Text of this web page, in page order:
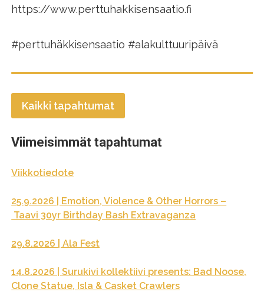
https://www.perttuhakkisensaatio.fi
#perttuhäkkisensaatio #alakulttuuripäivä
Kaikki tapahtumat
Viimeisimmät tapahtumat
Viikkotiedote
25.9.2026 | Emotion, Violence & Other Horrors –
Taavi 30yr Birthday Bash Extravaganza
29.8.2026 | Ala Fest
14.8.2026 | Surukivi kollektiivi presents: Bad Noose,
Clone Statue, Isla & Casket Crawlers